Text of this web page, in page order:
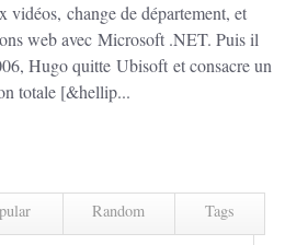
vidéos, change de département, et
web avec Microsoft .NET. Puis il
Hugo quitte Ubisoft et consacre un
totale [&hellip...
Random Tags